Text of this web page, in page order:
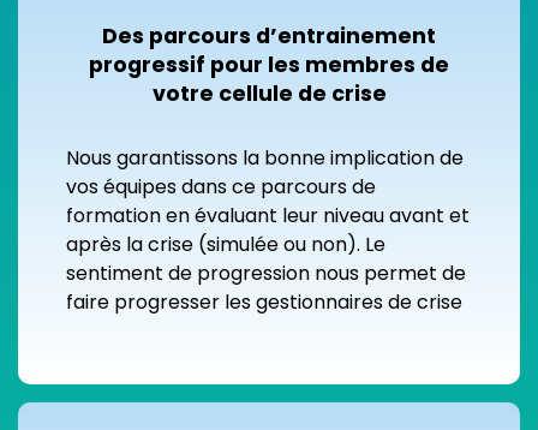
Des parcours d’entrainement
progressif pour les membres de
votre cellule de crise
Nous garantissons la bonne implication de
vos équipes dans ce parcours de
formation en évaluant leur niveau avant et
après la crise (simulée ou non). Le
sentiment de progression nous permet de
faire progresser les gestionnaires de crise